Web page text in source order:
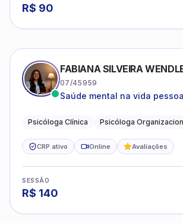
R$ 90
FABIANA SILVEIRA
07/45959
Saúde mental na vida
Psicóloga Clínica Psicóloga
CRP ativo Online Avaliações
SESSÃO
R$ 140